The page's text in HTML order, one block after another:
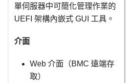
單伺服器中可簡化管理作業的
UEFI 架構內嵌式 GUI 工具。
介面
Web 介面（BMC 遠端存
取）